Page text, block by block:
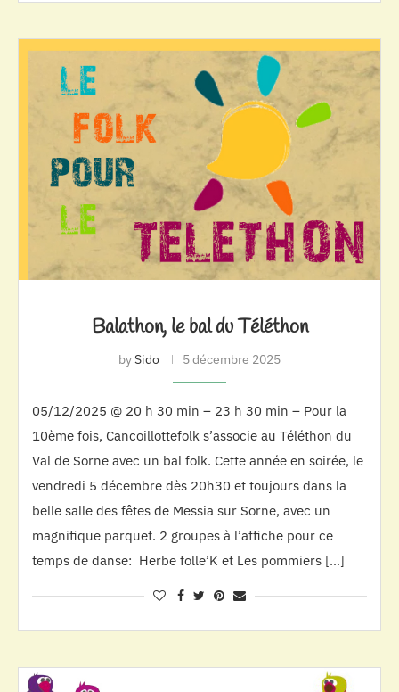
Balathon, le bal du Téléthon
bySido 5 décembre 2025
05/12/2025 @ 20 h 30 min – 23 h 30 min – Pour la
10ème fois, Cancoillottefolk s’associe au Téléthon du
Val de Sorne avec un bal folk. Cette année en soirée, le
vendredi 5 décembre dès 20h30 et toujours dans la
belle salle des fêtes de Messia sur Sorne, avec un
magnifique parquet. 2 groupes à l’affiche pour ce
temps de danse: Herbe folle’K et Les pommiers […]